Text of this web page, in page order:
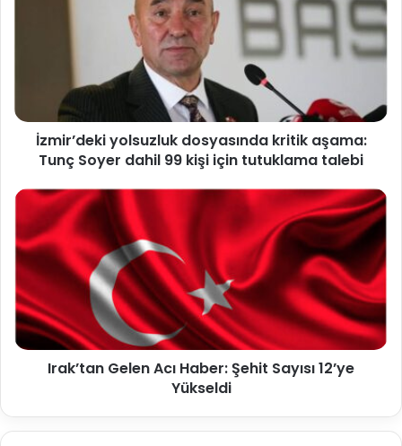
İzmir’deki yolsuzluk dosyasında kritik aşama:
Tunç Soyer dahil 99 kişi için tutuklama talebi
Irak’tan Gelen Acı Haber: Şehit Sayısı 12’ye
Yükseldi